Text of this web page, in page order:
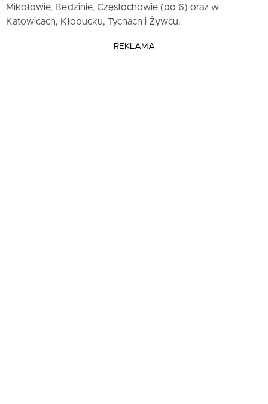
Mikołowie, Będzinie, Częstochowie (po 6) oraz w
Katowicach, Kłobucku, Tychach i Żywcu.
REKLAMA